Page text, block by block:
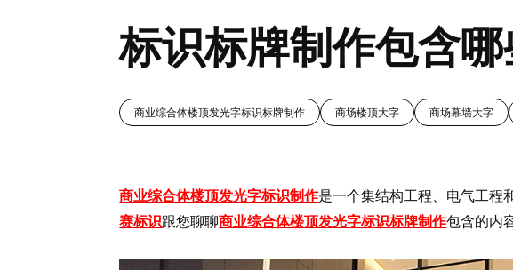
标识标牌制作包含哪
商业综合体楼顶发光字标识标牌制作 商场楼顶大字 商场幕墙大字
商业综合体楼顶发光字标识制作是一个集结构工程、电气工程
赛标识跟您聊聊商业综合体楼顶发光字标识标牌制作包含的内